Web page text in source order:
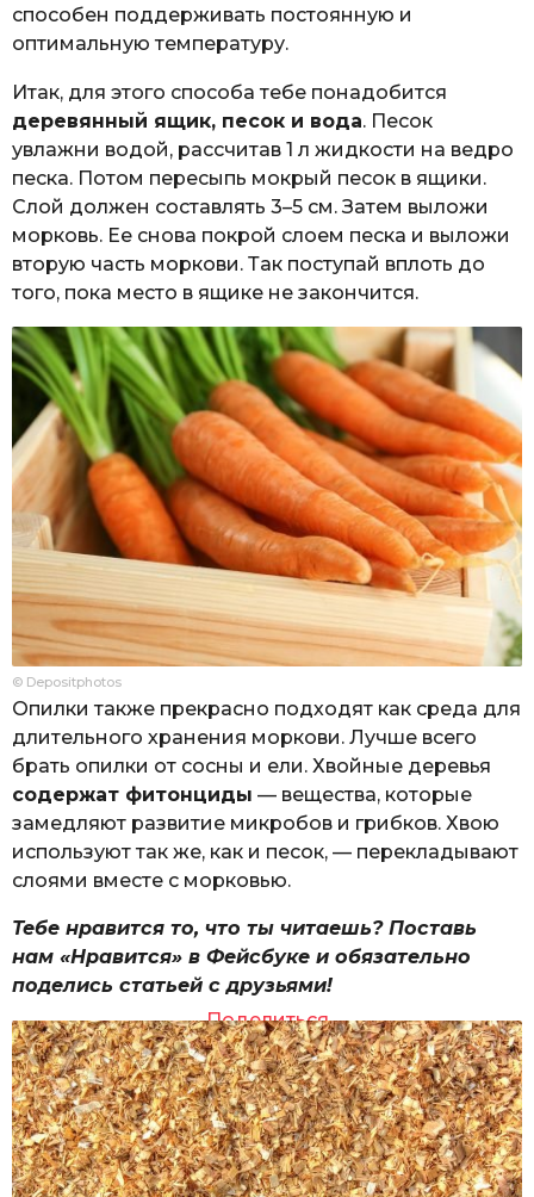
способен поддерживать постоянную и
оптимальную температуру.
Итак, для этого способа тебе понадобится
деревянный ящик, песок и вода. Песок
увлажни водой, рассчитав 1 л жидкости на ведро
песка. Потом пересыпь мокрый песок в ящики.
Слой должен составлять 3–5 см. Затем выложи
морковь. Ее снова покрой слоем песка и выложи
вторую часть моркови. Так поступай вплоть до
того, пока место в ящике не закончится.
© Depositphotos
Опилки также прекрасно подходят как среда для
длительного хранения моркови. Лучше всего
брать опилки от сосны и ели. Хвойные деревья
содержат фитонциды — вещества, которые
замедляют развитие микробов и грибков. Хвою
используют так же, как и песок, — перекладывают
слоями вместе с морковью.
Тебе нравится то, что ты читаешь? Поставь
нам «Нравится» в Фейсбуке и обязательно
поделись статьей с друзьями!
Поделиться